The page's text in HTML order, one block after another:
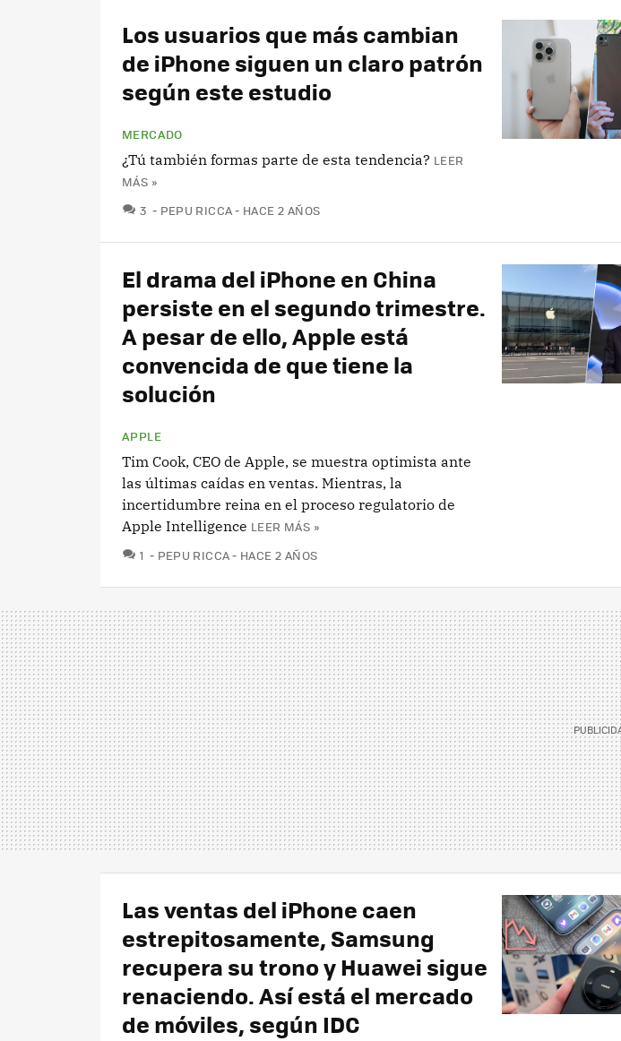
Los usuarios que más cambian
de iPhone siguen un claro patrón
según este estudio
MERCADO
¿Tú también formas parte de esta tendencia? LEER
MÁS »
3 COMENTARIOS
PEPU RICCA HACE 2 AÑOS
El drama del iPhone en China
persiste en el segundo trimestre.
A pesar de ello, Apple está
convencida de que tiene la
solución
APPLE
Tim Cook, CEO de Apple, se muestra optimista ante
las últimas caídas en ventas. Mientras, la
incertidumbre reina en el proceso regulatorio de
Apple Intelligence LEER MÁS »
1 COMENTARIOS
PEPU RICCA HACE 2 AÑOS
Las ventas del iPhone caen
estrepitosamente, Samsung
recupera su trono y Huawei sigue
renaciendo. Así está el mercado
de móviles, según IDC